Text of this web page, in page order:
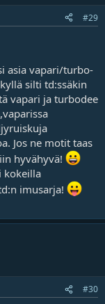
#29
asia vapari/turbo-
silti td:ssäkin
vapari ja turbodee
Jos ne motit taas
hyvähyvä!
kokeilla
imusarja!
#30